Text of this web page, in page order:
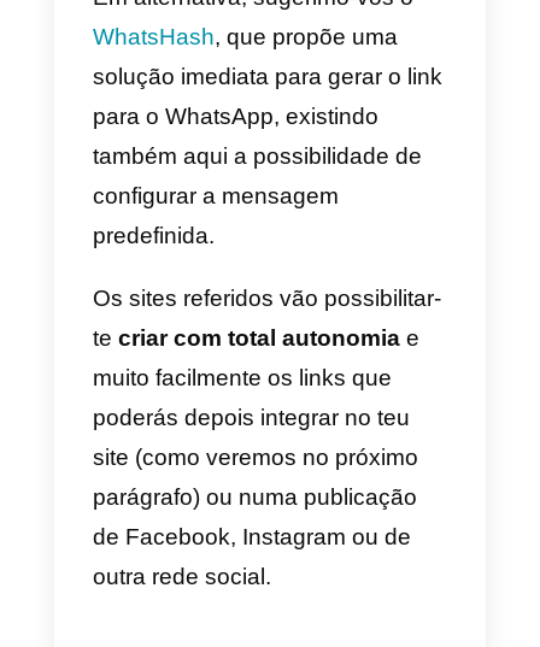
2) Adicionar a mensagem
predefinida com o Google Tag
Manager: é um método que
requer um certo nível de
competência técnica, mas torna
mais precisa das conversas.
Para esta opção, convidamo-vos
a seguir
A monitorização das conversas
do WhatsApp abre caminho a